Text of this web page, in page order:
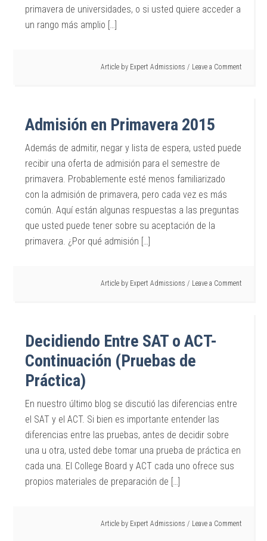
primavera de universidades, o si usted quiere acceder a
un rango más amplio […]
Article by Expert Admissions Leave a Comment
Admisión en Primavera 2015
Además de admitir, negar y lista de espera, usted puede
recibir una oferta de admisión para el semestre de
primavera. Probablemente esté menos familiarizado
con la admisión de primavera, pero cada vez es más
común. Aquí están algunas respuestas a las preguntas
que usted puede tener sobre su aceptación de la
primavera. ¿Por qué admisión […]
Article by Expert Admissions Leave a Comment
Decidiendo Entre SAT o ACT-
Continuación (Pruebas de
Práctica)
En nuestro último blog se discutió las diferencias entre
el SAT y el ACT. Si bien es importante entender las
diferencias entre las pruebas, antes de decidir sobre
una u otra, usted debe tomar una prueba de práctica en
cada una. El College Board y ACT cada uno ofrece sus
propios materiales de preparación de […]
Article by Expert Admissions Leave a Comment